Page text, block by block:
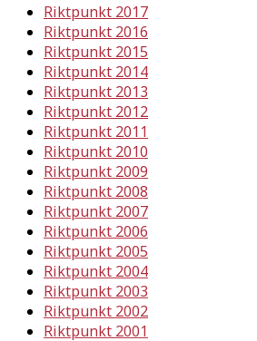
Riktpunkt 2017
Riktpunkt 2016
Riktpunkt 2015
Riktpunkt 2014
Riktpunkt 2013
Riktpunkt 2012
Riktpunkt 2011
Riktpunkt 2010
Riktpunkt 2009
Riktpunkt 2008
Riktpunkt 2007
Riktpunkt 2006
Riktpunkt 2005
Riktpunkt 2004
Riktpunkt 2003
Riktpunkt 2002
Riktpunkt 2001